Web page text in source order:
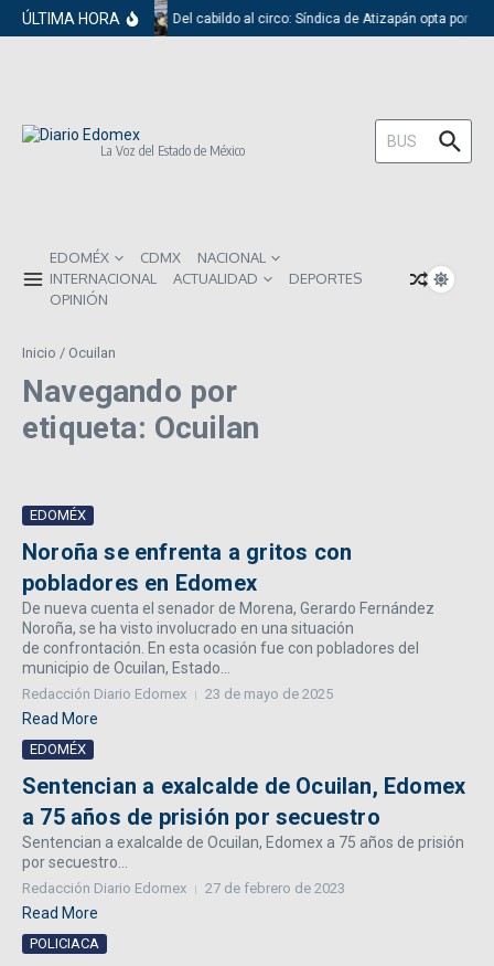
Saltar al contenido
ÚLTIMA HORA Del cabildo al circo: Síndica de Atizapán opta por el
La Voz del Estado de México
Buscar:
EDOMÉX CDMX
NACIONAL
INTERNACIONAL
ACTUALIDAD
DEPORTES
OPINIÓN
Inicio / Ocuilan
Navegando por
etiqueta: Ocuilan
EDOMÉX
Noroña se enfrenta a gritos con
pobladores en Edomex
De nueva cuenta el senador de Morena, Gerardo Fernández
Noroña, se ha visto involucrado en una situación
de confrontación. En esta ocasión fue con pobladores del
municipio de Ocuilan, Estado...
Redacción Diario Edomex 23 de mayo de 2025
Read More
EDOMÉX
Sentencian a exalcalde de Ocuilan, Edomex
a 75 años de prisión por secuestro
Sentencian a exalcalde de Ocuilan, Edomex a 75 años de prisión
por secuestro...
Redacción Diario Edomex 27 de febrero de 2023
Read More
POLICIACA